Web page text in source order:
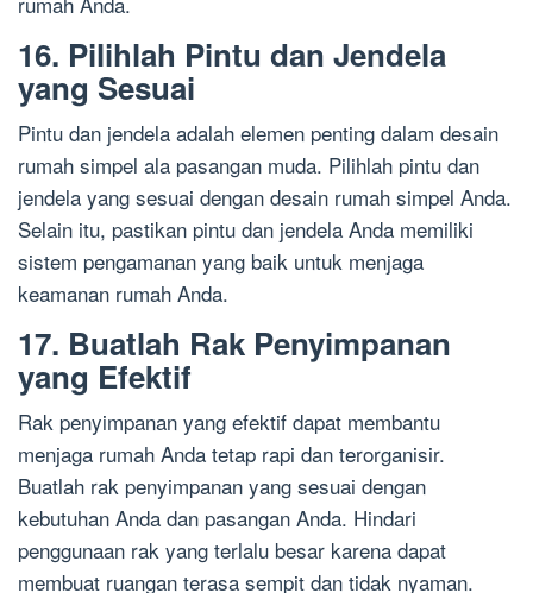
16. Pilihlah Pintu dan Jendela
yang Sesuai
Pintu dan jendela adalah elemen penting dalam desain
rumah simpel ala pasangan muda. Pilihlah pintu dan
jendela yang sesuai dengan desain rumah simpel Anda.
Selain itu, pastikan pintu dan jendela Anda memiliki
sistem pengamanan yang baik untuk menjaga
keamanan rumah Anda.
17. Buatlah Rak Penyimpanan
yang Efektif
Rak penyimpanan yang efektif dapat membantu
menjaga rumah Anda tetap rapi dan terorganisir.
Buatlah rak penyimpanan yang sesuai dengan
kebutuhan Anda dan pasangan Anda. Hindari
penggunaan rak yang terlalu besar karena dapat
membuat ruangan terasa sempit dan tidak nyaman.